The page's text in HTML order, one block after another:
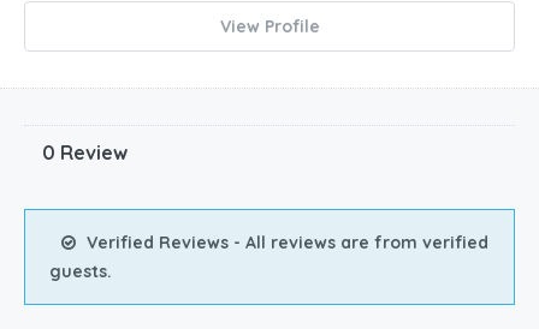
View Profile
0 Review
Verified Reviews - All reviews are from verified
guests.